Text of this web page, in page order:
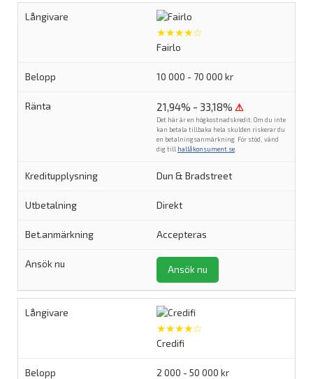
★★★★☆
Fairlo
10 000 - 70 000 kr
21,94% - 33,18% ⚠
Det här är en högkostnadskredit. Om du inte
kan betala tillbaka hela skulden riskerar du
en betalningsanmärkning. För stöd, vänd
dig till hallåkonsument.se
Dun & Bradstreet
Direkt
Accepteras
Ansök nu
★★★★☆
Credifi
2 000 - 50 000 kr